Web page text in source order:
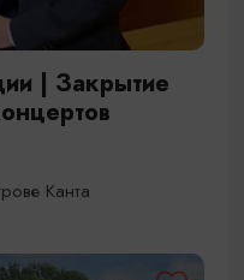
| Закрытие
Канта